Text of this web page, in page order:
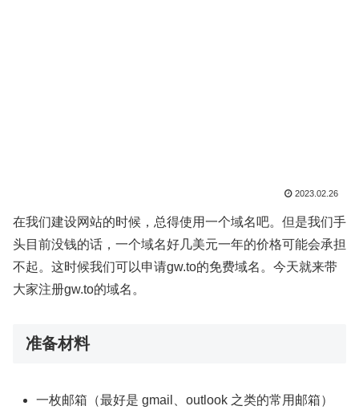
2023.02.26
在我们建设网站的时候，总得使用一个域名吧。但是我们手
头目前没钱的话，一个域名好几美元一年的价格可能会承担
不起。这时候我们可以申请gw.to的免费域名。今天就来带
大家注册gw.to的域名。
准备材料
一枚邮箱（最好是 gmail、outlook 之类的常用邮箱）